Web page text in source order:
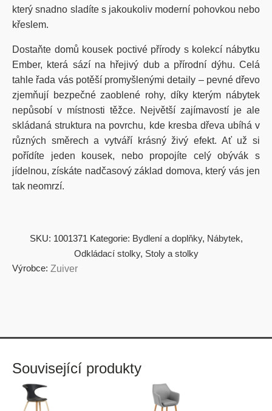
který snadno sladíte s jakoukoliv moderní pohovkou nebo
křeslem.
Dostaňte domů kousek poctivé přírody s kolekcí nábytku
Ember, která sází na hřejivý dub a přírodní dýhu. Celá
tahle řada vás potěší promyšlenými detaily – pevné dřevo
zjemňují bezpečné zaoblené rohy, díky kterým nábytek
nepůsobí v místnosti těžce. Největší zajímavostí je ale
skládaná struktura na povrchu, kde kresba dřeva ubíhá v
různých směrech a vytváří krásný živý efekt. Ať už si
pořídíte jeden kousek, nebo propojíte celý obývák s
jídelnou, získáte nadčasový základ domova, který vás jen
tak neomrzí.
SKU: 1001371 Kategorie: Bydlení a doplňky, Nábytek,
Odkládací stolky, Stoly a stolky
Výrobce: Zuiver
Související produkty